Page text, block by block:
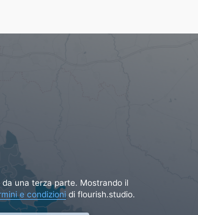
una terza parte. Mostrando il
e condizionidi flourish.studio.